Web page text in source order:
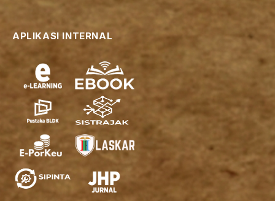
APLIKASI INTERNAL